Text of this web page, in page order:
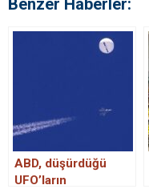
Benzer Haberler:
ABD, düşürdüğü
UFO’ların